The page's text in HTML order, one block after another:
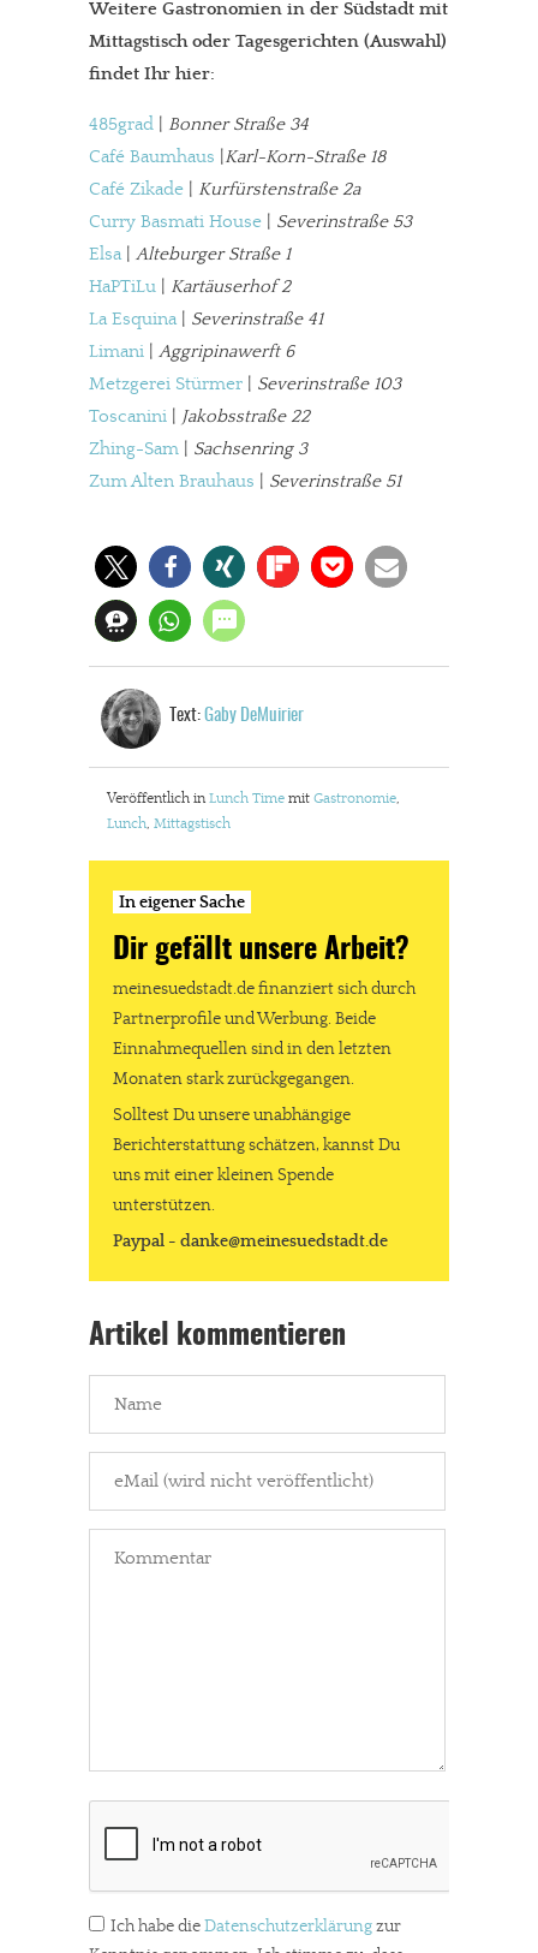
In eigener Sache
Dir gefällt unsere Arbeit?
meinesuedstadt.de finanziert sich durch Partnerprofile und
Werbung. Beide Einnahmequellen sind in den letzten Monaten
stark zurückgegangen.
kannst Du uns mit einer kleinen Spende unterstützen.
Paypal - danke@meinesuedstadt.de
JETZT SPENDEN
Weitere Gastronomien in der Südstadt mit
Mittagstisch oder Tagesgerichten (Auswahl)
findet Ihr hier:
485grad
Bonner Straße 34
Café Baumhaus Karl-Korn-Straße 18
Café Zikade
Kurfürstenstraße 2a
Curry Basmati House
Severinstraße 53
Elsa| Alteburger Straße 1
HaPTiLu
Kartäuserhof 2
La Esquina| Severinstraße 41
Limani
Aggripinawerft 6
Metzgerei Stürmer
Severinstraße 103
Toscanini
Jakobsstraße 22
Zhing-Sam
Sachsenring 3
Zum Alten Brauhaus
Severinstraße 51
Text: Gaby DeMuirier
Veröffentlich in Lunch Time mit Gastronomie,
Lunch, Mittagstisch
In eigener Sache
Dir gefällt unsere Arbeit?
meinesuedstadt.de finanziert sich durch
Partnerprofile und Werbung. Beide
Einnahmequellen sind in den letzten
Monaten stark zurückgegangen.
Solltest Du unsere unabhängige
Berichterstattung schätzen, kannst Du
uns mit einer kleinen Spende
unterstützen.
Paypal - danke@meinesuedstadt.de
Artikel kommentieren
Ich habe dieDatenschutzerklärungzur